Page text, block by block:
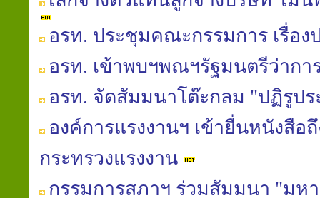
อรท. ประชุมคณะกรรมการ เรื่อ
อรท. เข้าพบฯพณฯรัฐมนตรีว่ากา
อรท. จัดสัมมนาโต๊ะกลม "ปฏิรูป
องค์การแรงงานฯ เข้ายื่นหนังสือ
กระทรวงแรงงาน
กรรมการสภาฯ ร่วมสัมมนา "มห